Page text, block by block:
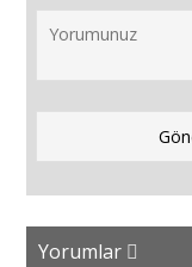
Yorumlar